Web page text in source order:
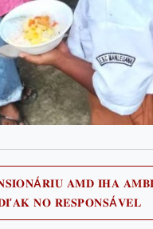
Next
post:
𝐀𝐌𝐃 𝐈𝐇𝐀
𝐍𝐎 𝐑𝐄𝐒𝐏𝐎𝐍𝐒Á𝐕𝐄𝐋